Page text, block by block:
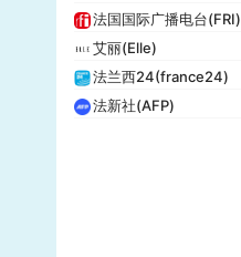
法国国际广播电台(FRI)
艾丽(Elle)
法兰西24(france24)
法新社(AFP)